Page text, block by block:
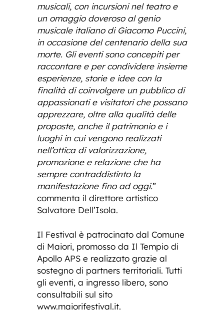
musicali, con incursioni nel teatro e
un omaggio doveroso al genio
musicale italiano di Giacomo Puccini,
in occasione del centenario della sua
morte. Gli eventi sono concepiti per
raccontare e per condividere insieme
esperienze, storie e idee con la
finalità di coinvolgere un pubblico di
appassionati e visitatori che possano
apprezzare, oltre alla qualità delle
proposte, anche il patrimonio e i
luoghi in cui vengono realizzati
nell’ottica di valorizzazione,
promozione e relazione che ha
sempre contraddistinto la
manifestazione fino ad oggi.”
commenta il direttore artistico
Salvatore Dell’Isola.
Il Festival è patrocinato dal Comune
di Maiori, promosso da Il Tempio di
Apollo APS e realizzato grazie al
sostegno di partners territoriali. Tutti
gli eventi, a ingresso libero, sono
consultabili sul sito
www.maiorifestival.it.